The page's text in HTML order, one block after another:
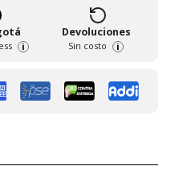
i
Devoluciones
Sin costo i